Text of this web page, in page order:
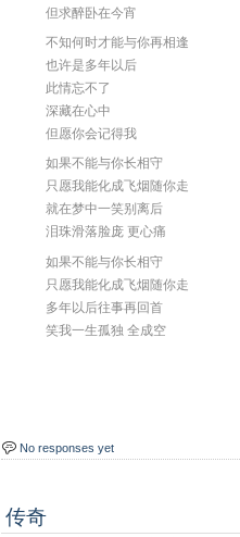
但求醉卧在今宵
不知何时才能与你再相逢
也许是多年以后
此情忘不了
深藏在心中
但愿你会记得我
如果不能与你长相守
只愿我能化成飞烟随你走
就在梦中一笑别离后
泪珠滑落脸庞 更心痛
如果不能与你长相守
只愿我能化成飞烟随你走
多年以后往事再回首
笑我一生孤独 全成空
No responses yet
传奇